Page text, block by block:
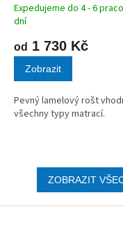
Expedujeme do 4 - 6
dní
od 1 730 Kč
Zobrazit
Pevný lamelový rošt
všechny typy matrací.
ZOBRAZIT